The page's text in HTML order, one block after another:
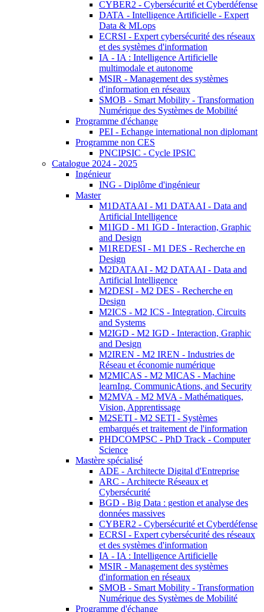
CYBER2 - Cybersécurité et Cyberdéfense
DATA - Intelligence Artificielle - Expert
Data & MLops
ECRSI - Expert cybersécurité des réseaux
et des systèmes d'information
IA - IA : Intelligence Artificielle
multimodale et autonome
MSIR - Management des systèmes
d'information en réseaux
SMOB - Smart Mobility - Transformation
Numérique des Systèmes de Mobilité
Programme d'échange
PEI - Echange international non diplomant
Programme non CES
PNCIPSIC - Cycle IPSIC
Catalogue 2024 - 2025
Ingénieur
ING - Diplôme d'ingénieur
Master
M1DATAAI - M1 DATAAI - Data and
Artificial Intelligence
M1IGD - M1 IGD - Interaction, Graphic
and Design
M1REDESI - M1 DES - Recherche en
Design
M2DATAAI - M2 DATAAI - Data and
Artificial Intelligence
M2DESI - M2 DES - Recherche en
Design
M2ICS - M2 ICS - Integration, Circuits
and Systems
M2IGD - M2 IGD - Interaction, Graphic
and Design
M2IREN - M2 IREN - Industries de
Réseau et économie numérique
M2MICAS - M2 MICAS - Machine
learnIng, CommunicAtions, and Security
M2MVA - M2 MVA - Mathématiques,
Vision, Apprentissage
M2SETI - M2 SETI - Systèmes
embarqués et traitement de l'information
PHDCOMPSC - PhD Track - Computer
Science
Mastère spécialisé
ADE - Architecte Digital d'Entreprise
ARC - Architecte Réseaux et
Cybersécurité
BGD - Big Data : gestion et analyse des
données massives
CYBER2 - Cybersécurité et Cyberdéfense
ECRSI - Expert cybersécurité des réseaux
et des systèmes d'information
IA - IA : Intelligence Artificielle
MSIR - Management des systèmes
d'information en réseaux
SMOB - Smart Mobility - Transformation
Numérique des Systèmes de Mobilité
Programme d'échange